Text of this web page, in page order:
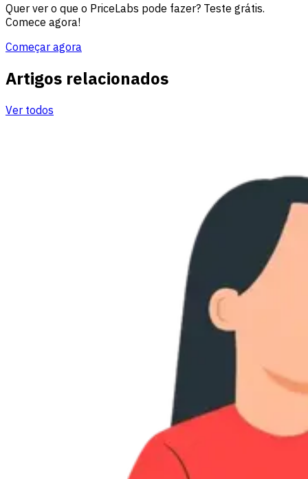
Quer ver o que o PriceLabs pode fazer? Teste grátis.
Comece agora!
Começar agora
Artigos relacionados
Ver todos